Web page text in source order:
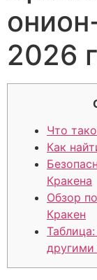
2026
Что
Как
Кракена
Обзор
Кракен